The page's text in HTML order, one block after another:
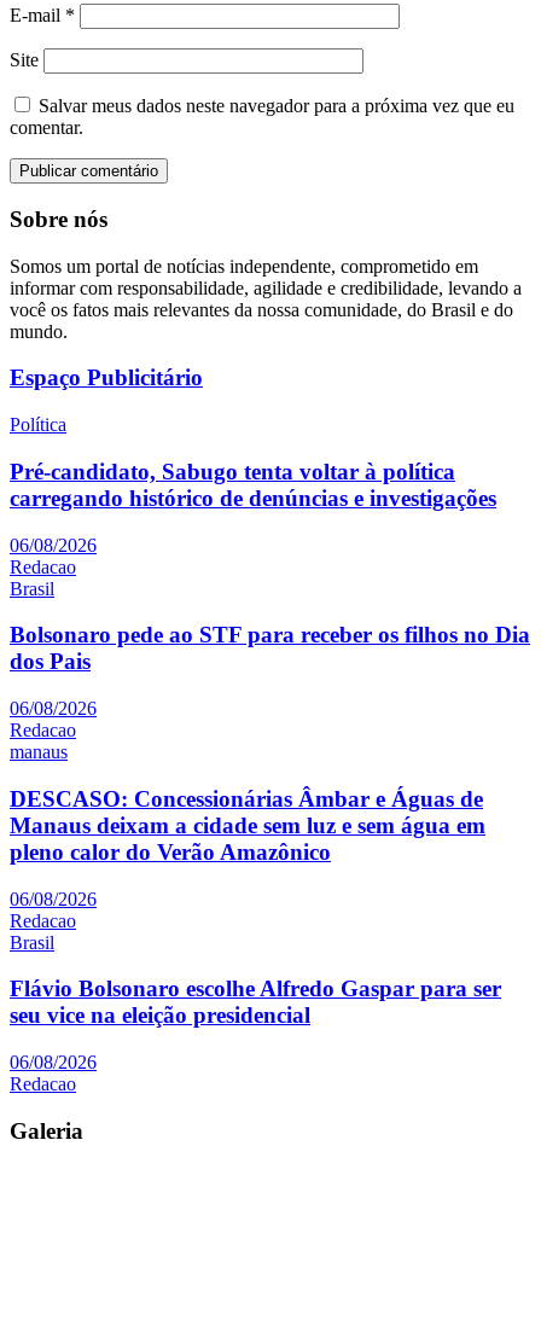
E-mail *
Site
Salvar meus dados neste navegador para a próxima vez que eu
comentar.
Sobre nós
Somos um portal de notícias independente, comprometido em
informar com responsabilidade, agilidade e credibilidade, levando a
você os fatos mais relevantes da nossa comunidade, do Brasil e do
mundo.
Espaço Publicitário
Política
Pré-candidato, Sabugo tenta voltar à política
carregando histórico de denúncias e investigações
06/08/2026
Redacao
Brasil
Bolsonaro pede ao STF para receber os filhos no Dia
dos Pais
06/08/2026
Redacao
manaus
DESCASO: Concessionárias Âmbar e Águas de
Manaus deixam a cidade sem luz e sem água em
pleno calor do Verão Amazônico
06/08/2026
Redacao
Brasil
Flávio Bolsonaro escolhe Alfredo Gaspar para ser
seu vice na eleição presidencial
06/08/2026
Redacao
Galeria